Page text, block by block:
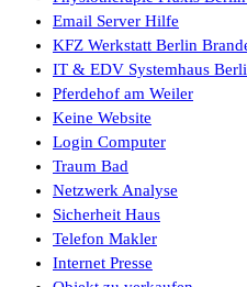
Email Server Hilfe
KFZ Werkstatt Berlin
IT & EDV Systemhaus
Pferdehof am Weiler
Keine Website
Login Computer
Traum Bad
Netzwerk Analyse
Sicherheit Haus
Telefon Makler
Internet Presse